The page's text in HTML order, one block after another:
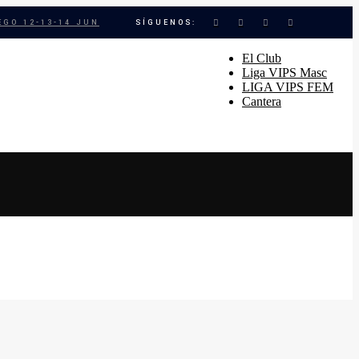
12-13-14 JUN SÍGUENOS:
El Club
Liga VIPS Masc
LIGA VIPS FEM
Cantera